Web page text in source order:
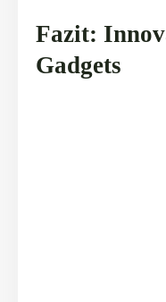
Fazit:
Gadgets